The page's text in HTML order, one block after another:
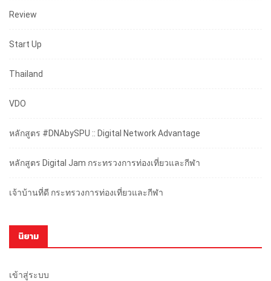
Review
Start Up
Thailand
VDO
หลักสูตร #DNAbySPU :: Digital Network Advantage
หลักสูตร Digital Jam กระทรวงการท่องเที่ยวและกีฬา
เจ้าบ้านที่ดี กระทรวงการท่องเที่ยวและกีฬา
นิยาม
เข้าสู่ระบบ